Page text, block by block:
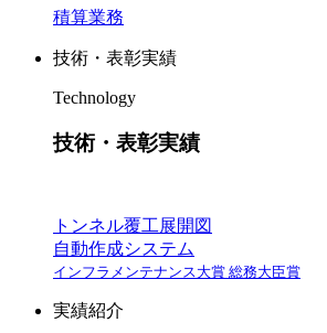
積算業務
技術・表彰実績
Technology
技術・表彰実績
トンネル覆工展開図
自動作成システム
インフラメンテナンス大賞 総務大臣賞
実績紹介